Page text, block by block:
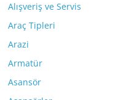
Alışveriş ve Servis
Araç Tipleri
Arazi
Armatür
Asansör